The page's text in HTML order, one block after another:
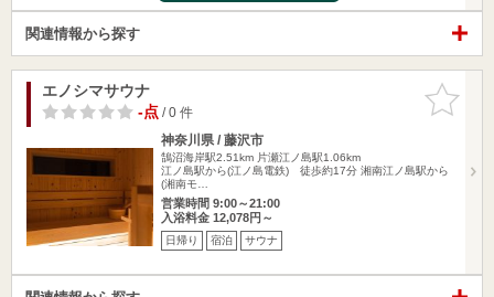
関連情報から探す
お気に入
りに追加
エノシマサウナ
-点/ 0 件
神奈川県 / 藤沢市
鵠沼海岸駅2.51km 片瀬江ノ島駅1.06km
江ノ島駅から(江ノ島電鉄) 徒歩約17分 湘南江ノ島駅から
(湘南モ…
営業時間 9:00～21:00
入浴料金 12,078円～
日帰り 宿泊 サウナ